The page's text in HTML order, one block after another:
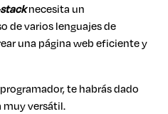
necesita un
de varios lenguajes de
una página web eficiente y
te habrás dado
muy versátil.